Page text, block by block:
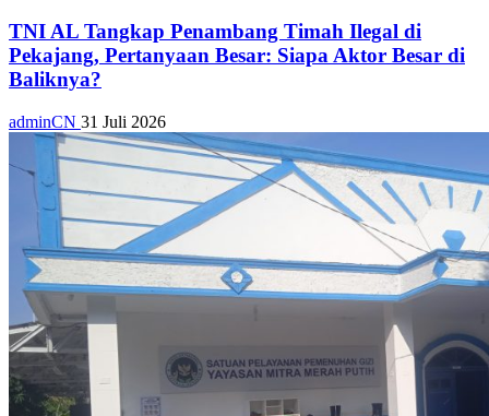
TNI AL Tangkap Penambang Timah Ilegal di
Pekajang, Pertanyaan Besar: Siapa Aktor Besar di
Baliknya?
adminCN 31 Juli 2026